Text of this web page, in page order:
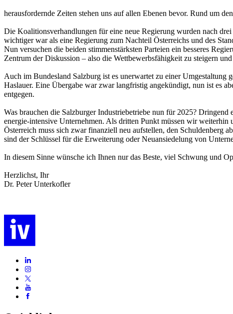
herausfordernde Zeiten stehen uns auf allen Ebenen bevor. Rund um
Die Koalitionsverhandlungen für eine neue Regierung wurden nach
wichtiger war als eine Regierung zum Nachteil Österreichs und des
Nun versuchen die beiden stimmenstärksten Parteien ein besseres
Zentrum der Diskussion – also die Wettbewerbsfähigkeit zu steigern
Auch im Bundesland Salzburg ist es unerwartet zu einer
Haslauer. Eine Übergabe war zwar langfristig angekündigt, nun ist es
entgegen.
Was brauchen die Salzburger Industriebetriebe nun für 2025?
energie-intensive Unternehmen. Als dritten Punkt müssen wir weiterhin
Österreich muss sich zwar finanziell neu aufstellen, den Schuldenberg
sind der Schlüssel für die Erweiterung oder Neuansiedelung von
In diesem Sinne wünsche ich Ihnen nur das Beste, viel Schwung und
Herzlichst, Ihr
Dr. Peter Unterkofler